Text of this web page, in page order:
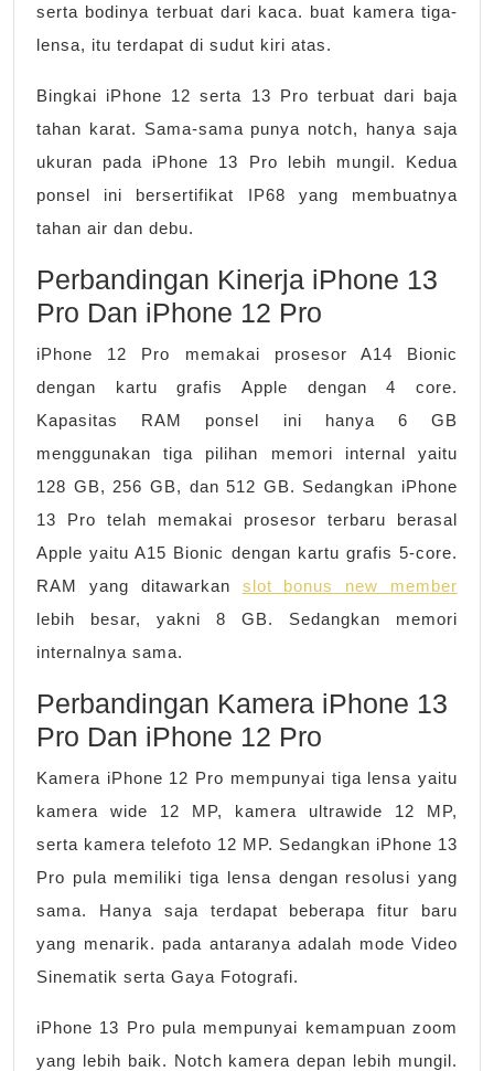
serta bodinya terbuat dari kaca. buat kamera tiga-
lensa, itu terdapat di sudut kiri atas.
Bingkai iPhone 12 serta 13 Pro terbuat dari baja
tahan karat. Sama-sama punya notch, hanya saja
ukuran pada iPhone 13 Pro lebih mungil. Kedua
ponsel ini bersertifikat IP68 yang membuatnya
tahan air dan debu.
Perbandingan Kinerja iPhone 13
Pro Dan iPhone 12 Pro
iPhone 12 Pro memakai prosesor A14 Bionic
dengan kartu grafis Apple dengan 4 core.
Kapasitas RAM ponsel ini hanya 6 GB
menggunakan tiga pilihan memori internal yaitu
128 GB, 256 GB, dan 512 GB. Sedangkan iPhone
13 Pro telah memakai prosesor terbaru berasal
Apple yaitu A15 Bionic dengan kartu grafis 5-core.
RAM yang ditawarkan slot bonus new member
lebih besar, yakni 8 GB. Sedangkan memori
internalnya sama.
Perbandingan Kamera iPhone 13
Pro Dan iPhone 12 Pro
Kamera iPhone 12 Pro mempunyai tiga lensa yaitu
kamera wide 12 MP, kamera ultrawide 12 MP,
serta kamera telefoto 12 MP. Sedangkan iPhone 13
Pro pula memiliki tiga lensa dengan resolusi yang
sama. Hanya saja terdapat beberapa fitur baru
yang menarik. pada antaranya adalah mode Video
Sinematik serta Gaya Fotografi.
iPhone 13 Pro pula mempunyai kemampuan zoom
yang lebih baik. Notch kamera depan lebih mungil.